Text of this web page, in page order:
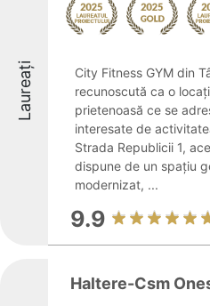
Laureați
City Fitness GYM din
recunoscută ca o
prietenoasă ce se
interesate de
Strada Republicii 1,
dispune de un spațiu
modernizat, ...
9.9
Haltere-Csm